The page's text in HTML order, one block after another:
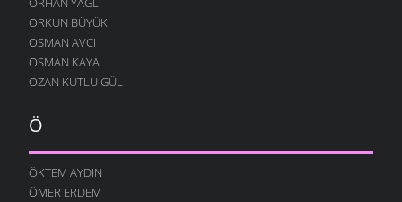
ORKUN BÜYÜK
OSMAN AVCI
OSMAN KAYA
OZAN KUTLU GÜL
Ö
ÖKTEM AYDIN
ÖMER ERDEM